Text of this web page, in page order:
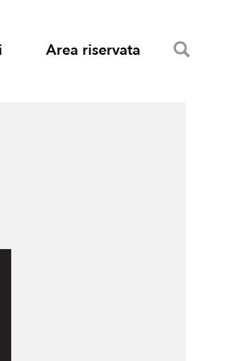
Area riservata